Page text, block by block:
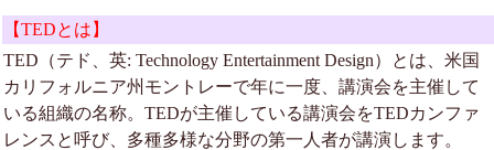
【TEDとは】
TED（テド、英: Technology Entertainment Design）とは、米国
カリフォルニア州モントレーで年に一度、講演会を主催して
いる組織の名称。TEDが主催している講演会をTEDカンファ
レンスと呼び、多種多様な分野の第一人者が講演します。